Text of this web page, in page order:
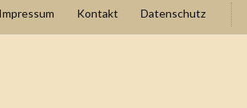
Impressum Kontakt Datenschutz